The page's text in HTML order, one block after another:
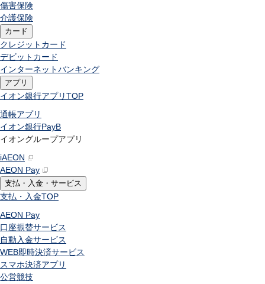
傷害保険
介護保険
カード
クレジットカード
デビットカード
インターネットバンキング
アプリ
イオン銀行アプリTOP
通帳アプリ
イオン銀行PayB
イオングループアプリ
iAEON
AEON Pay
支払・入金・サービス
支払・入金TOP
AEON Pay
口座振替サービス
自動入金サービス
WEB即時決済サービス
スマホ決済アプリ
公営競技